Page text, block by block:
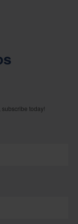
today!